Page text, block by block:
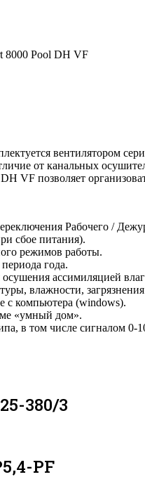
8000 Pool DH VF
вентилятором
от канальных
VF позволяет
Рабочего /
сбое питания).
режимов работы.
года.
осушения ассимиляцией
влажности,
с компьютера (windows).
«умный дом».
в том числе сигналом 0-
380/3
PF